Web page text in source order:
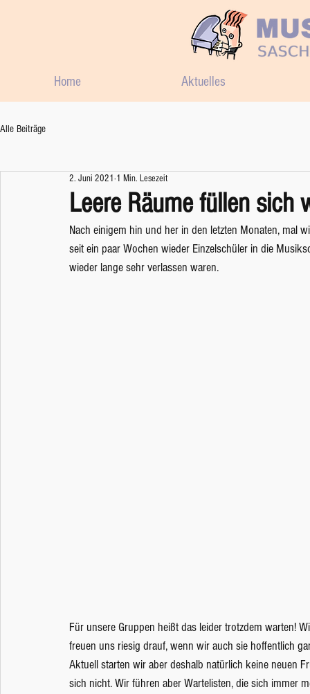
Home Aktuelles
Alle Beiträge
Leere Räume füllen sich
2. Juni 2021 1 Min. Lesezeit
Nach einigem hin und her in den letzten Monaten, mal
seit ein paar Wochen wieder Einzelschüler in die
wieder lange sehr verlassen waren.
Für unsere Gruppen heißt das leider trotzdem warten!
freuen uns riesig drauf, wenn wir auch sie hoffentlich
Aktuell starten wir aber deshalb natürlich keine neuen
sich nicht. Wir führen aber Wartelisten, die sich immer